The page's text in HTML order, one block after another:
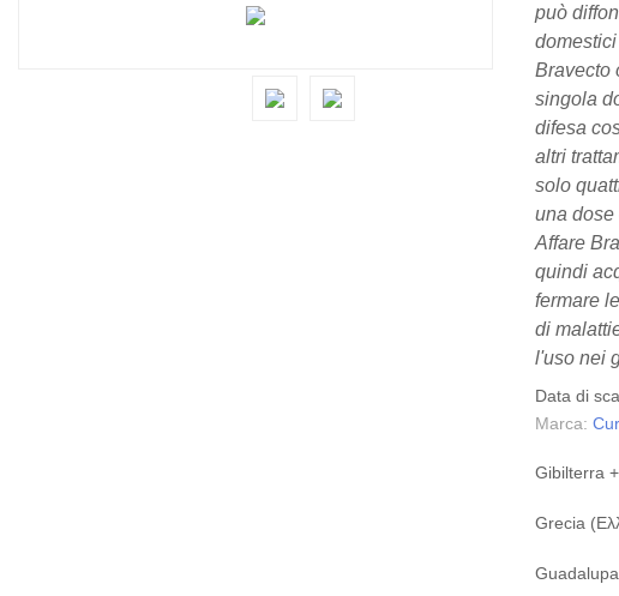
può
Bravecto
singola
difesa
altri
solo
una dose
Affare
quindi
fermare
di
l'uso nei
Data di
Marca:
Gibilterra
Grecia